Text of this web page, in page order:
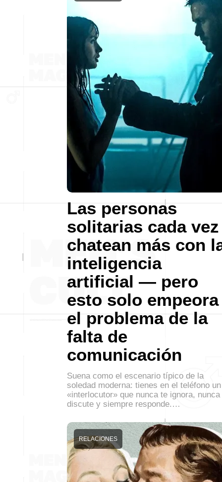
Las personas
solitarias cada vez
chatean más con
inteligencia
artificial — pero
esto solo empeora
el problema de la
falta de
comunicación
Suena como el escenario típico de la
soledad moderna: tienes en el teléfono un
«interlocutor» que nunca te ignora, nunca
discute y siempre responde.…
RELACIONES